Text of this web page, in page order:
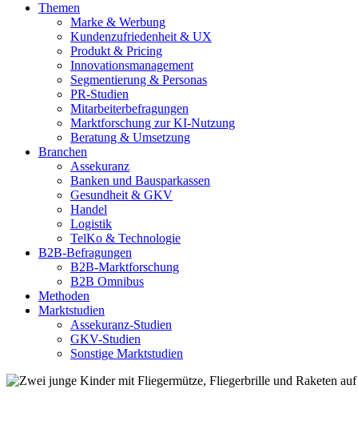
Themen
Marke & Werbung
Kundenzufriedenheit & UX
Produkt & Pricing
Innovationsmanagement
Segmentierung & Personas
PR-Studien
Mitarbeiterbefragungen
Marktforschung zur KI-Nutzung
Beratung & Umsetzung
Branchen
Assekuranz
Banken und Bausparkassen
Gesundheit & GKV
Handel
Logistik
TelKo & Technologie
B2B-Befragungen
B2B-Marktforschung
B2B Omnibus
Methoden
Marktstudien
Assekuranz-Studien
GKV-Studien
Sonstige Marktstudien